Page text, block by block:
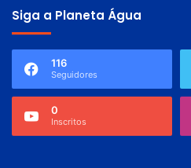
Siga a Planeta Água
116
Seguidores
0
Inscritos